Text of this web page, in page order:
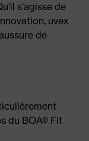
s'agisse de
uvex
de
du BOA® Fit